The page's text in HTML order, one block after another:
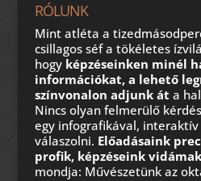
RÓLUNK
Mint atléta a
csillagos séf a tökéletes
hogy képzéseinken minél
információkat, a lehető
színvonalon adjunk át a
Nincs olyan felmerülő
egy infografikával,
válaszolni. Előadásaink
profik, képzéseink
mondja: Művészetünk az